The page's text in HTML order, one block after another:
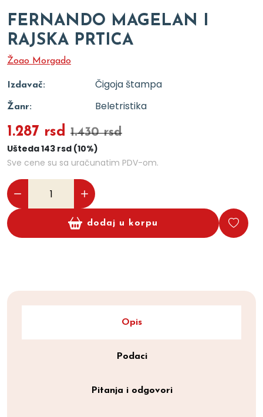
FERNANDO MAGELAN I
RAJSKA PRTICA
Žoao Morgado
Izdavač: Čigoja štampa
Žanr: Beletristika
1.287 rsd 1.430 rsd
Ušteda 143 rsd (10%)
Sve cene su sa uračunatim PDV-om.
dodaj u korpu
Opis
Podaci
Pitanja i odgovori